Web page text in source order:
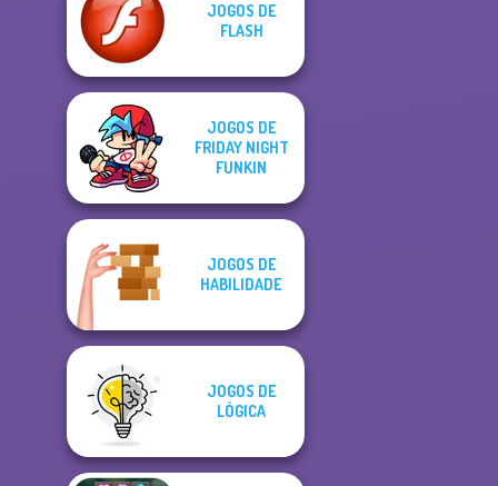
JOGOS DE
FLASH
JOGOS DE
FRIDAY NIGHT
FUNKIN
JOGOS DE
HABILIDADE
JOGOS DE
LÓGICA